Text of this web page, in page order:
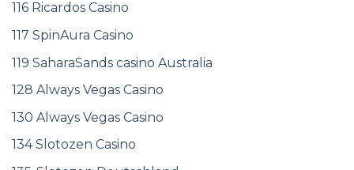
116 Ricardos Casino
117 SpinAura Casino
119 SaharaSands casino Australia
128 Always Vegas Casino
130 Always Vegas Casino
134 Slotozen Casino